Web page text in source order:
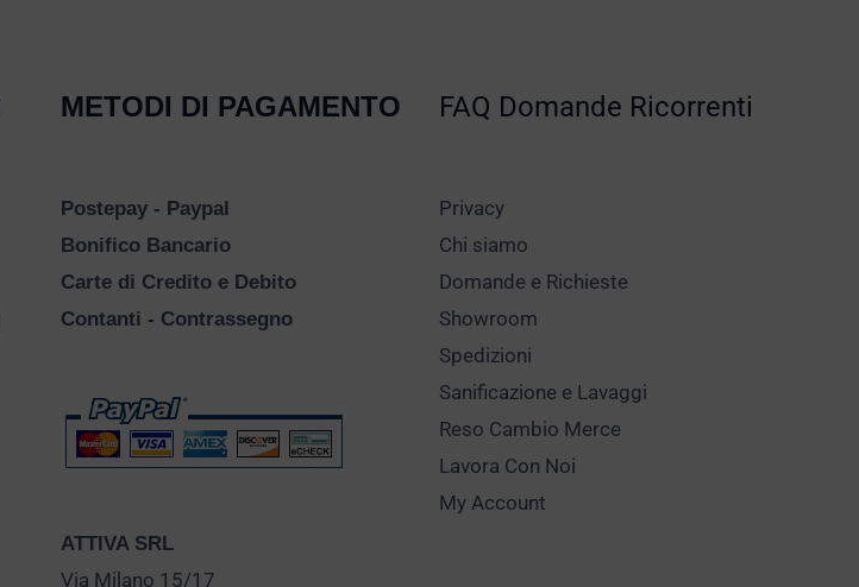
METODI DI PAGAMENTO
Postepay - Paypal
Bonifico Bancario
Carte di Credito e Debito
Contanti - Contrassegno
ATTIVA SRL
Via Milano 15/17
FAQ Domande Ricorrenti
Privacy
Chi siamo
Domande e Richieste
Showroom
Spedizioni
Sanificazione e Lavaggi
Reso Cambio Merce
Lavora Con Noi
My Account